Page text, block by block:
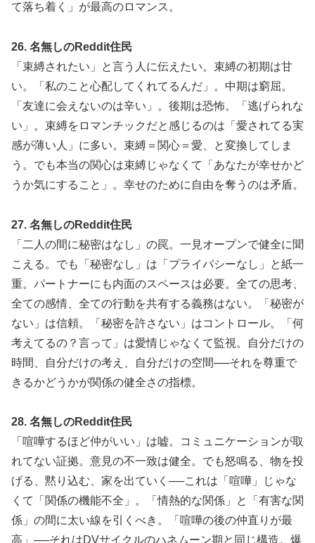
て落ち着く」が最高のロマンス。
26. 名無しのReddit住民
「束縛されたい」と言う人に伝えたい。束縛の初期は甘
い。「私のこと心配してくれてるんだ」。中期は窮屈。
「友達に会えないのは辛い」。後期は恐怖。「逃げられな
い」。束縛をロマンチックだと感じるのは「愛されてる実
感が薄い人」に多い。束縛＝関心＝愛、と変換してしま
う。でも本当の関心は束縛じゃなくて「あなたが幸せかど
うか気にすること」。幸せのために自由を奪うのは矛盾。
27. 名無しのReddit住民
「二人の間に秘密はなし」の罠。一見オープンで健全に聞
こえる。でも「秘密なし」は「プライバシーなし」と紙一
重。パートナーにも内面のスペースは必要。全ての思考、
全ての感情、全ての行動を共有する義務はない。「秘密が
ない」は信頼。「秘密を許さない」はコントロール。「何
考えてるの？言って」は愛情じゃなくて監視。自分だけの
時間、自分だけの考え、自分だけの空間──それを尊重で
きるかどうかが関係の健全さの指標。
28. 名無しのReddit住民
「喧嘩するほど仲がいい」は嘘。コミュニケーションが取
れてない証拠。意見の不一致は健全。でも怒鳴る、物を投
げる、黙り込む、家を出ていく──これは「喧嘩」じゃな
くて「関係の機能不全」。「情熱的な関係」と「有害な関
係」の間に太い線を引くべき。「喧嘩の後の仲直りが最
高」──それはDVサイクルのハネムーン期と同じ構造。爆